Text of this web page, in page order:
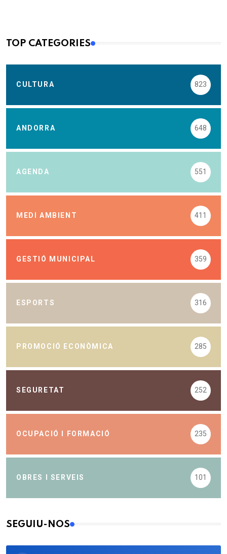
TOP CATEGORIES
CULTURA 823
ANDORRA 648
AGENDA 551
MEDI AMBIENT 411
GESTIÓ MUNICIPAL 359
ESPORTS 316
PROMOCIÓ ECONÒMICA 285
SEGURETAT 252
OCUPACIÓ I FORMACIÓ 235
OBRES I SERVEIS 101
SEGUIU-NOS